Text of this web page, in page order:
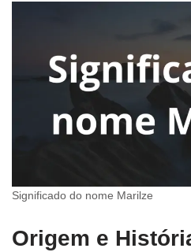
Significado do nome Marilze
Origem e